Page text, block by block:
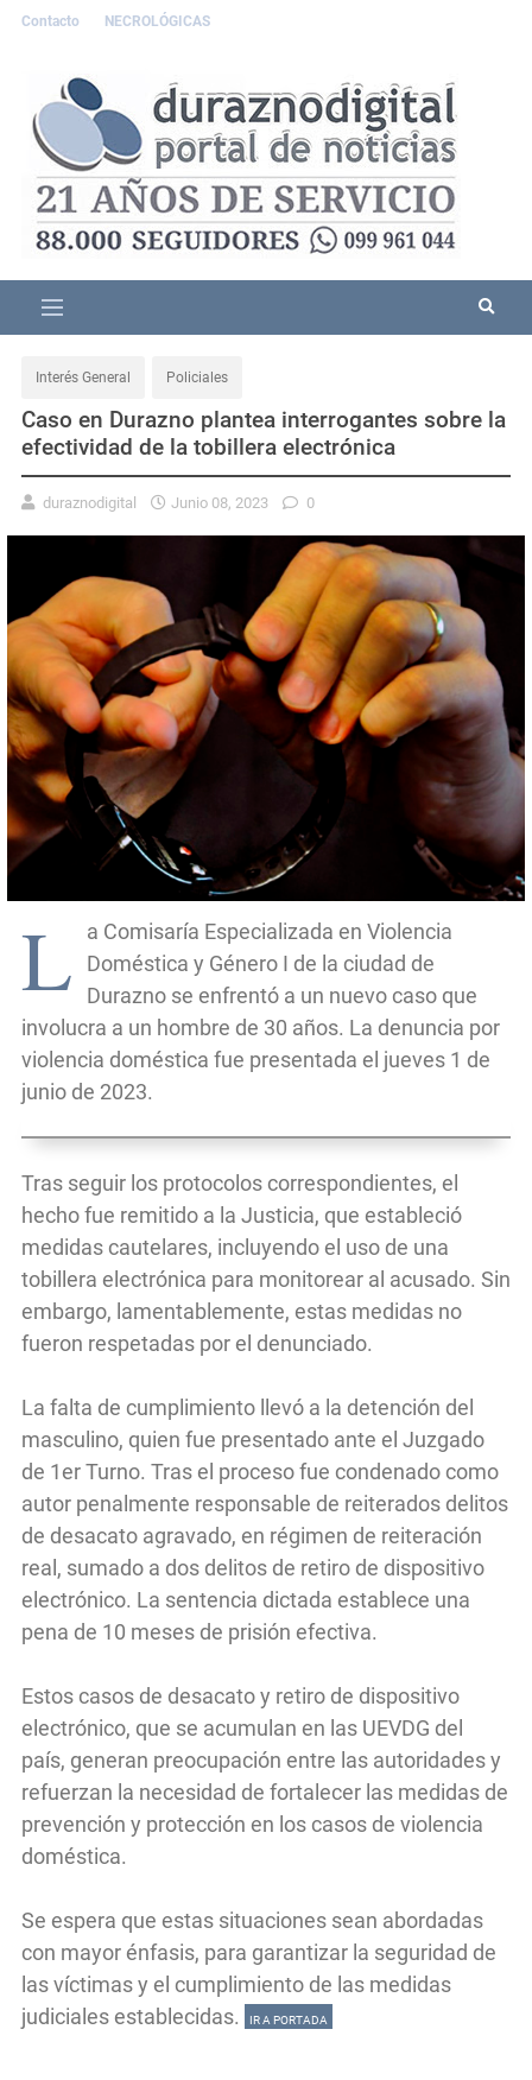
Contacto NECROLÓGICAS
Interés General Policiales
Caso en Durazno plantea interrogantes sobre la
efectividad de la tobillera electrónica
duraznodigital Junio 08, 2023 0
L
a Comisaría Especializada en Violencia
Doméstica y Género I de la ciudad de
Durazno se enfrentó a un nuevo caso que
involucra a un hombre de 30 años. La denuncia por
violencia doméstica fue presentada el jueves 1 de
junio de 2023.
Tras seguir los protocolos correspondientes, el
hecho fue remitido a la Justicia, que estableció
medidas cautelares, incluyendo el uso de una
tobillera electrónica para monitorear al acusado. Sin
embargo, lamentablemente, estas medidas no
fueron respetadas por el denunciado.
La falta de cumplimiento llevó a la detención del
masculino, quien fue presentado ante el Juzgado
de 1er Turno. Tras el proceso fue condenado como
autor penalmente responsable de reiterados delitos
de desacato agravado, en régimen de reiteración
real, sumado a dos delitos de retiro de dispositivo
electrónico. La sentencia dictada establece una
pena de 10 meses de prisión efectiva.
Estos casos de desacato y retiro de dispositivo
electrónico, que se acumulan en las UEVDG del
país, generan preocupación entre las autoridades y
refuerzan la necesidad de fortalecer las medidas de
prevención y protección en los casos de violencia
doméstica.
Se espera que estas situaciones sean abordadas
con mayor énfasis, para garantizar la seguridad de
las víctimas y el cumplimiento de las medidas
judiciales establecidas.
IR A PORTADA